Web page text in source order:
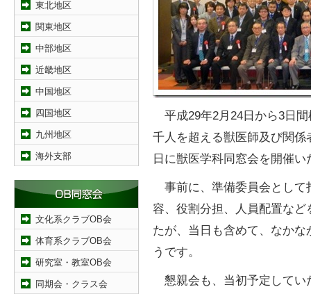
東北地区
関東地区
中部地区
近畿地区
中国地区
四国地区
九州地区
海外支部
文化系クラブOB会
体育系クラブOB会
研究室・教室OB会
同期会・クラス会
平成29年2月24日から3日
千人を超える獣医師及び関
日に獣医学科同窓会を開催い
事前に、準備委員会として
容、役割分担、人員配置な
たが、当日も含めて、なか
うです。
懇親会も、当初予定してい